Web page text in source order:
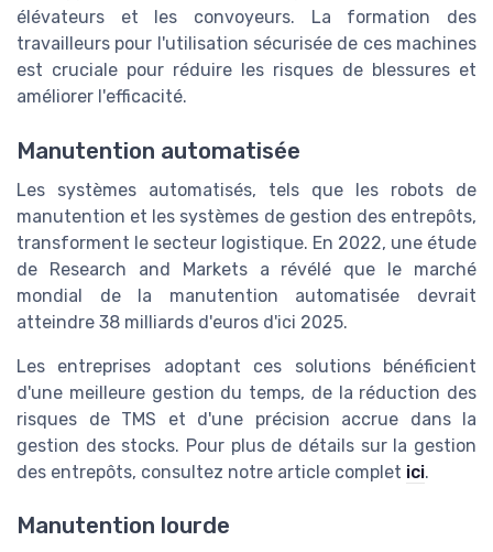
élévateurs et les convoyeurs. La formation des
travailleurs pour l'utilisation sécurisée de ces machines
est cruciale pour réduire les risques de blessures et
améliorer l'efficacité.
Manutention automatisée
Les systèmes automatisés, tels que les robots de
manutention et les systèmes de gestion des entrepôts,
transforment le secteur logistique. En 2022, une étude
de Research and Markets a révélé que le marché
mondial de la manutention automatisée devrait
atteindre 38 milliards d'euros d'ici 2025.
Les entreprises adoptant ces solutions bénéficient
d'une meilleure gestion du temps, de la réduction des
risques de TMS et d'une précision accrue dans la
gestion des stocks. Pour plus de détails sur la gestion
des entrepôts, consultez notre article complet ici.
Manutention lourde